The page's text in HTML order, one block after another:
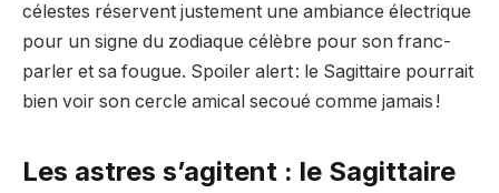
célestes réservent justement une ambiance électrique
pour un signe du zodiaque célèbre pour son franc-
parler et sa fougue. Spoiler alert : le Sagittaire pourrait
bien voir son cercle amical secoué comme jamais !
Les astres s’agitent : le Sagittaire